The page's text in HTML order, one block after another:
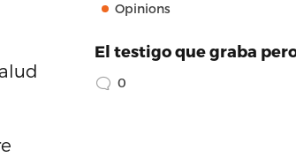
Opinions
El testigo que graba
0